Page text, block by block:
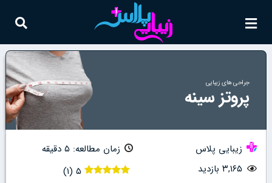
جراحی های زیبایی
پروتز سینه
زیبایی پلاس
زمان مطالعه: ۵ دقیقه
۳,۱۶۵ بازدید
۵ (۱)